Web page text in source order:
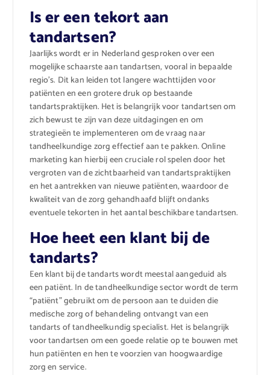
Is er een tekort aan
tandartsen?
Jaarlijks wordt er in Nederland gesproken over een
mogelijke schaarste aan tandartsen, vooral in bepaalde
regio’s. Dit kan leiden tot langere wachttijden voor
patiënten en een grotere druk op bestaande
tandartspraktijken. Het is belangrijk voor tandartsen om
zich bewust te zijn van deze uitdagingen en om
strategieën te implementeren om de vraag naar
tandheelkundige zorg effectief aan te pakken. Online
marketing kan hierbij een cruciale rol spelen door het
vergroten van de zichtbaarheid van tandartspraktijken
en het aantrekken van nieuwe patiënten, waardoor de
kwaliteit van de zorg gehandhaafd blijft ondanks
eventuele tekorten in het aantal beschikbare tandartsen.
Hoe heet een klant bij de
tandarts?
Een klant bij de tandarts wordt meestal aangeduid als
een patiënt. In de tandheelkundige sector wordt de term
“patiënt” gebruikt om de persoon aan te duiden die
medische zorg of behandeling ontvangt van een
tandarts of tandheelkundig specialist. Het is belangrijk
voor tandartsen om een goede relatie op te bouwen met
hun patiënten en hen te voorzien van hoogwaardige
zorg en service.